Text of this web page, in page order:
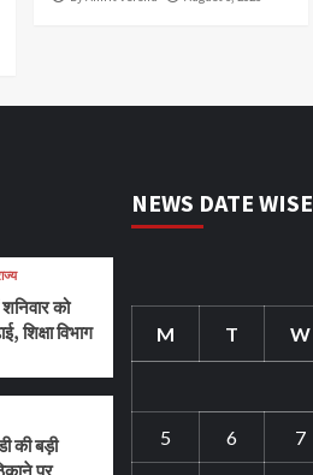
को
शिक्षा विभाग
की बड़ी
NEWS DATE WISE
M T W
5 6 7